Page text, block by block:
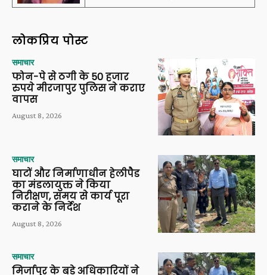
लोकप्रिय पोस्ट
समाचार
फोन-पे से ठगी के 50 हजार
रुपये मीरजापुर पुलिस ने कराए
वापस
August 8, 2026
समाचार
घाटों और निर्माणाधीन हेलीपैड
का मंडलायुक्त ने किया
निरीक्षण, समय से कार्य पूरा
कराने के निर्देश
August 8, 2026
समाचार
मिर्जापुर के बड़े अधिकारियों ने